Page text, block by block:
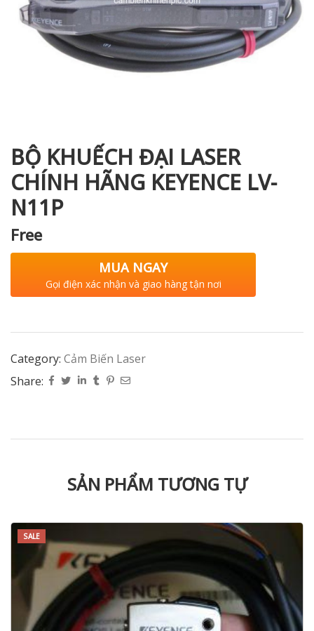
BỘ KHUẾCH ĐẠI LASER
CHÍNH HÃNG KEYENCE LV-
N11P
Free
MUA NGAY
Gọi điện xác nhận và giao hàng tận nơi
Category: Cảm Biến Laser
Share:
SẢN PHẨM TƯƠNG TỰ
SALE